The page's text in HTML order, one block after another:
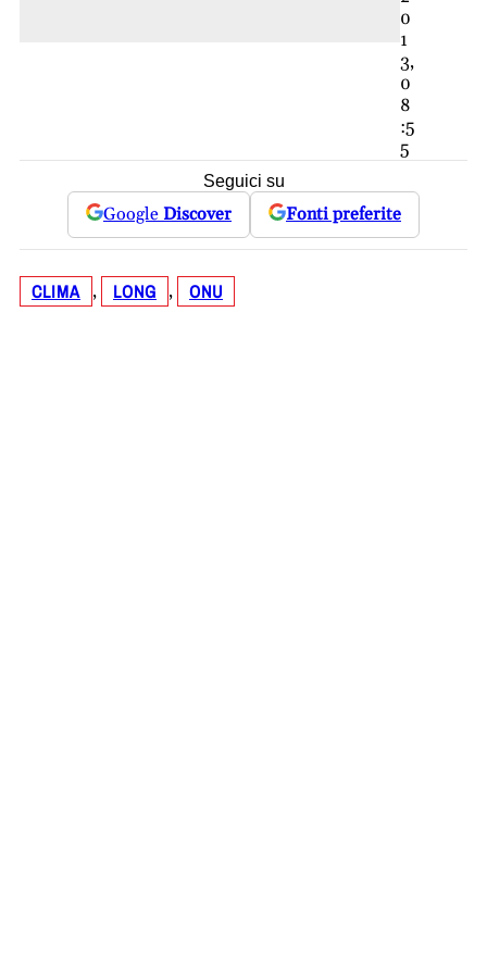
0
1
3,
0
8
:5
5
Seguici su
Google Discover Fonti preferite
CLIMA , LONG , ONU